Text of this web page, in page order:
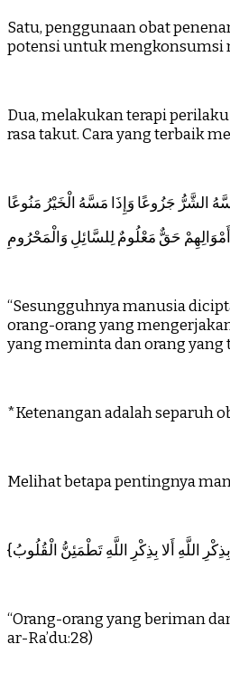
Satu, penggunaan obat
potensi untuk mengkonsumsi
Dua, melakukan terapi
rasa takut. Cara yang terbaik
الشَّرُّ جَزُوعًا وَإِذَا مَسَّهُ الْخَيْرُ مَنُوعًا
حَقٌّ مَعْلُومٌ لِلسَّائِلِ وَالْمَحْرُومِ
“Sesungguhnya manusia
orang-orang yang
yang meminta dan orang yang
*Ketenangan adalah separuh
Melihat betapa pentingnya
“Orang-orang yang beriman
ar-Ra’du:28)